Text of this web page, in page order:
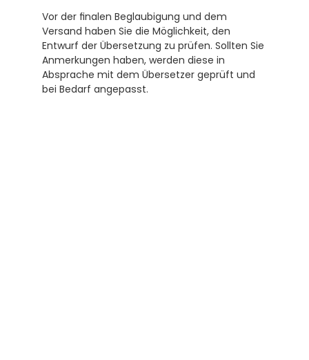
Vor der finalen Beglaubigung und dem
Versand haben Sie die Möglichkeit, den
Entwurf der Übersetzung zu prüfen. Sollten Sie
Anmerkungen haben, werden diese in
Absprache mit dem Übersetzer geprüft und
bei Bedarf angepasst.